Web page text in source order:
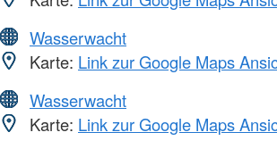
Wasserwacht
Karte: Link zur Google Maps
Wasserwacht
Karte: Link zur Google Maps